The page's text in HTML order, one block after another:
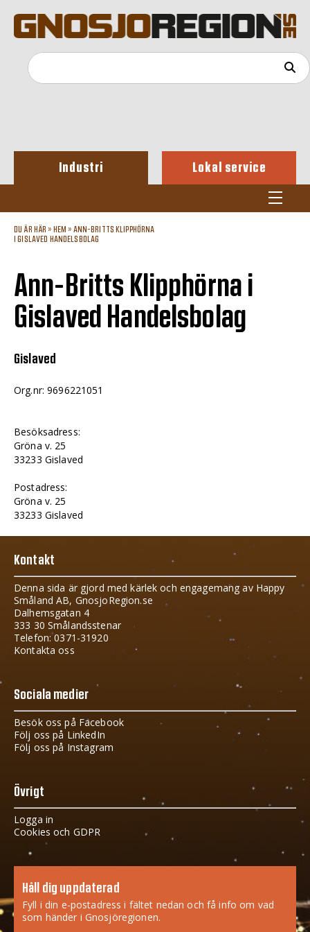
Industri Lokal service
DU ÄR HÄR » HEM » ANN-BRITTS KLIPPHÖRNA
I GISLAVED HANDELSBOLAG
Ann-Britts Klipphörna i
Gislaved Handelsbolag
Gislaved
Org.nr: 9696221051
Besöksadress:
Gröna v. 25
33233 Gislaved
Postadress:
Gröna v. 25
33233 Gislaved
Kontakt
Denna sida är gjord med kärlek och engagemang av Happy
Småland AB, GnosjoRegion.se
Dalhemsgatan 4
333 30 Smålandsstenar
Telefon: 0371-31920
Kontakta oss
Sociala medier
Besök oss på Facebook
Följ oss på LinkedIn
Följ oss på Instagram
Övrigt
Logga in
Cookies och GDPR
Håll dig uppdaterad
Fyll i din e-postadress i fältet nedan och få info om vad
som händer i Gnosjöregionen.